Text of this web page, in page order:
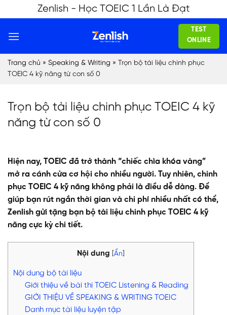
to
content
Zenlish - Học TOEIC 1 Lần Là Đạt
TEST
ONLINE
Trang chủ » Speaking & Writing » Trọn bộ tài liệu chinh phục
TOEIC 4 kỹ năng từ con số 0
Trọn bộ tài liệu chinh phục TOEIC 4 kỹ
năng từ con số 0
Hiện nay, TOEIC đã trở thành “chiếc chìa khóa vàng”
mở ra cánh cửa cơ hội cho nhiều người. Tuy nhiên, chinh
phục TOEIC 4 kỹ năng không phải là điều dễ dàng. Để
giúp bạn rút ngắn thời gian và chi phí nhiều nhất có thể,
Zenlish gửi tặng bạn bộ tài liệu chinh phục TOEIC 4 kỹ
năng cực kỳ chi tiết.
Nội dung Ẩn
Nội dung bộ tài liệu
Giới thiệu về bài thi TOEIC Listening & Reading
GIỚI THIỆU VỀ SPEAKING & WRITING TOEIC
Danh mục tài liệu luyện tập